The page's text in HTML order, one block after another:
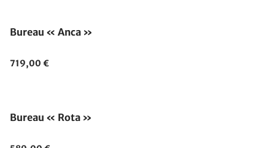
Bureau « Anca »
719,00 €
Bureau « Rota »